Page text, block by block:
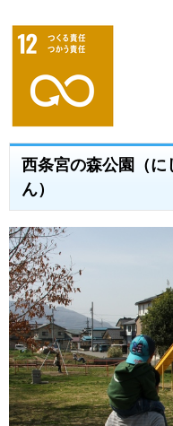
西条宮の森公園（に
ん）